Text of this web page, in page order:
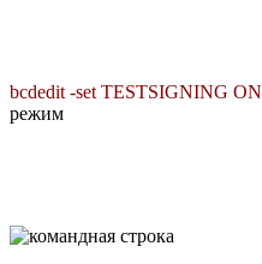
bcdedit -set TESTSIGNING ON
режим